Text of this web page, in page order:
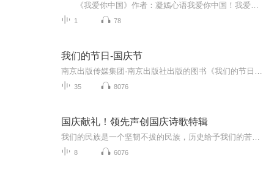
1 78
我们的节日-国庆节
35 8076
国庆献礼！领先声创国庆诗歌特辑
8 6076